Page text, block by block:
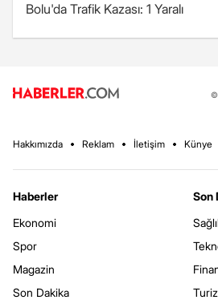
Bolu'da Trafik Kazası: 1 Yaralı
©
Hakkımızda Reklam İletişim Künye
Haberler
Ekonomi
Spor
Magazin
Son Dakika
Son